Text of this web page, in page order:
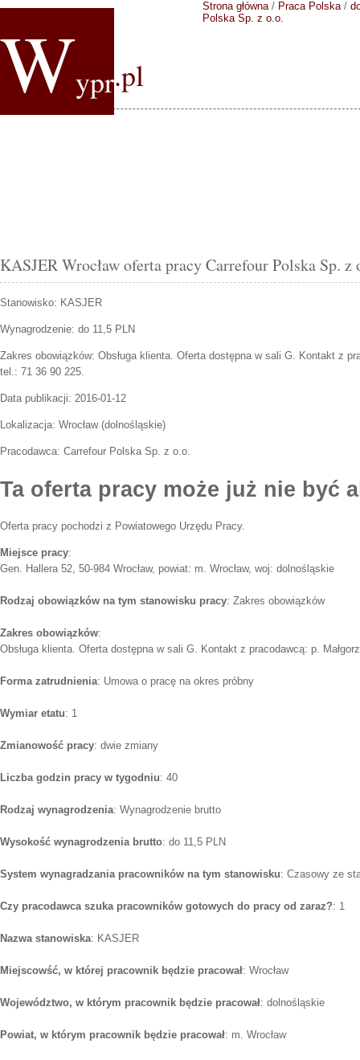
Wypr.pl
Strona główna/ Praca Polska/
Polska Sp. z o.o.
KASJER Wrocław oferta pracy Carrefour Polska Sp. z
Stanowisko: KASJER
Wynagrodzenie: do 11,5 PLN
Zakres obowiązków: Obsługa klienta. Oferta dostępna w sali G. Kontakt z
tel.: 71 36 90 225.
Data publikacji: 2016-01-12
Lokalizacja: Wrocław(dolnośląskie)
Pracodawca: Carrefour Polska Sp. z o.o.
Ta oferta pracy może już nie być
Oferta pracy pochodzi z Powiatowego Urzędu Pracy.
Miejsce pracy:
Gen. Hallera 52, 50-984 Wrocław, powiat: m. Wrocław, woj: dolnośląskie
Rodzaj obowiązków na tym stanowisku pracy: Zakres obowiązków
Zakres obowiązków:
Obsługa klienta. Oferta dostępna w sali G. Kontakt z pracodawcą: p.
Forma zatrudnienia: Umowa o pracę na okres próbny
Wymiar etatu: 1
Zmianowość pracy: dwie zmiany
Liczba godzin pracy w tygodniu: 40
Rodzaj wynagrodzenia: Wynagrodzenie brutto
Wysokość wynagrodzenia brutto: do 11,5 PLN
System wynagradzania pracowników na tym stanowisku: Czasowy ze
Czy pracodawca szuka pracowników gotowych do pracy od zaraz?: 1
Nazwa stanowiska: KASJER
Miejscowść, w której pracownik będzie pracował: Wrocław
Województwo, w którym pracownik będzie pracował: dolnośląskie
Powiat, w którym pracownik będzie pracował: m. Wrocław